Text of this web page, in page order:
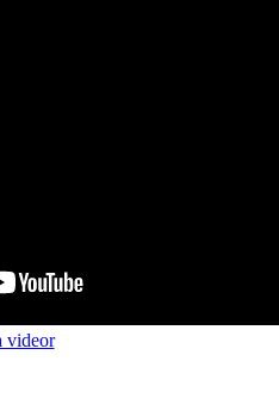
videor